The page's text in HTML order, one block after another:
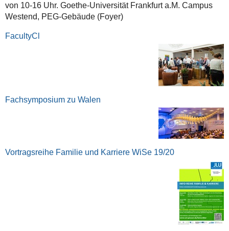
von 10-16 Uhr. Goethe-Universität Frankfurt a.M. Campus
Westend, PEG-Gebäude (Foyer)
FacultyCl
Fachsymposium zu Walen
Vortragsreihe Familie und Karriere WiSe 19/20